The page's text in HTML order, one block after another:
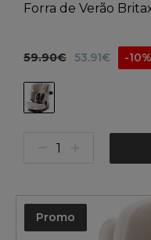
Forra de Verão
59.90€ 53.91€ -10%
Promo